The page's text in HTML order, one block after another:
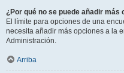
¿Por qué no se puede añadir más
El límite para opciones de una
necesita añadir más opciones a la
Administración.
Arriba